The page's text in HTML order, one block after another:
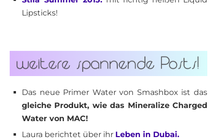
Lipsticks!
Das neue Primer Water von Smashbox ist das
gleiche Produkt, wie das Mineralize Charged
Water von MAC!
Laura berichtet über ihr Leben in Dubai.